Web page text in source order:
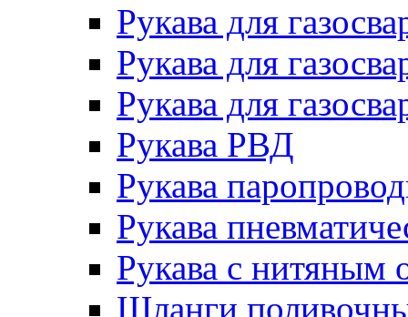
Рукава для
Рукава для
Рукава для
Рукава РВД
Рукава
Рукава
Рукава с нитяным
Шланги